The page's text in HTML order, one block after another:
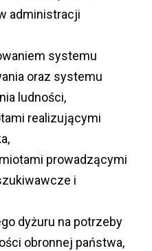
administracji
systemu
oraz systemu
ludności,
realizującymi
prowadzącymi
i
dyżuru na potrzeby
obronnej państwa,